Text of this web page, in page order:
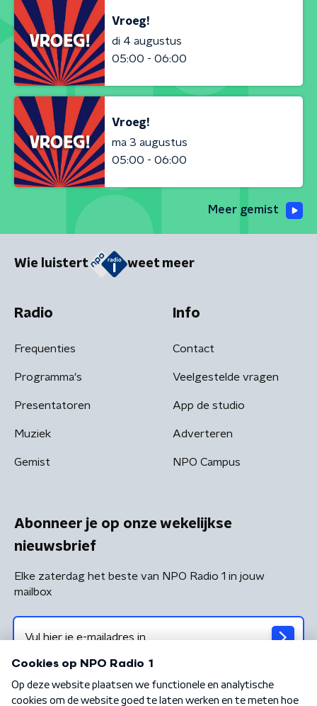
Vroeg!
di 4 augustus
05:00 - 06:00
Vroeg!
ma 3 augustus
05:00 - 06:00
Meer gemist
Wie luistert weet meer
Radio
Frequenties
Programma's
Presentatoren
Muziek
Gemist
Info
Contact
Veelgestelde vragen
App de studio
Adverteren
NPO Campus
Abonneer je op onze wekelijkse
nieuwsbrief
Elke zaterdag het beste van NPO Radio 1 in jouw
mailbox